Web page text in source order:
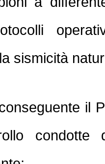
sismicità
il
condotte